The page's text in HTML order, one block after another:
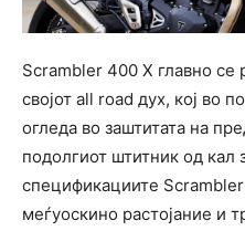
Scrambler 400 X главно се
својот all road дух, кој во
огледа во заштитата на
подолгиот штитник од кал
спецификациите
меѓуоскино растојание и